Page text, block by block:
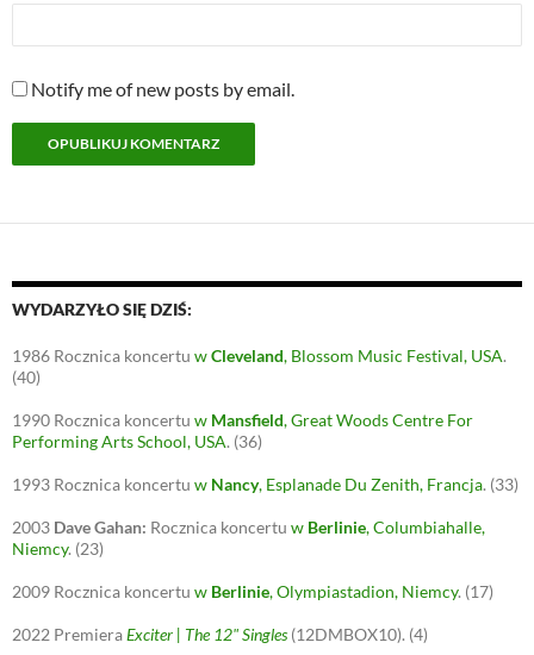
Notify me of new posts by email.
WYDARZYŁO SIĘ DZIŚ:
1986 Rocznica koncertu wCleveland, Blossom Music Festival, USA.
(40)
1990 Rocznica koncertu w Mansfield, Great Woods Centre For
Performing Arts School, USA. (36)
1993 Rocznica koncertu w Nancy, Esplanade Du Zenith, Francja. (33)
2003 Dave Gahan: Rocznica koncertu w Berlinie, Columbiahalle,
Niemcy. (23)
2009 Rocznica koncertu w Berlinie, Olympiastadion, Niemcy. (17)
2022 PremieraExciter | The 12" Singles(12DMBOX10). (4)